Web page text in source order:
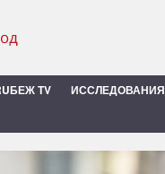
TV ИССЛЕДОВАНИЯ